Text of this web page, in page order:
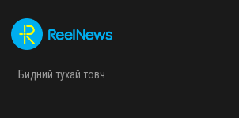
Бидний тухай товч